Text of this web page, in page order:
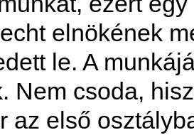
elnökének
le. A
Nem csoda,
az első